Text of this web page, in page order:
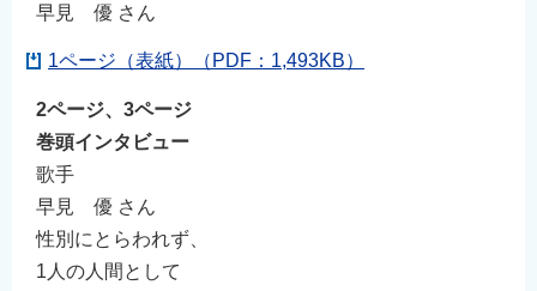
早見 優 さん
1ページ（表紙）（PDF：1,493KB）
2ページ、3ページ
巻頭インタビュー
歌手
早見 優 さん
性別にとらわれず、
1人の人間として